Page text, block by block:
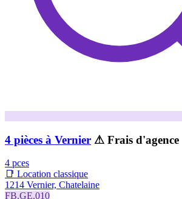
4 pièces à Vernier ⚠ Frais d'agence
4 pces
📑 Location classique
1214 Vernier, Chatelaine
FB.GE.010